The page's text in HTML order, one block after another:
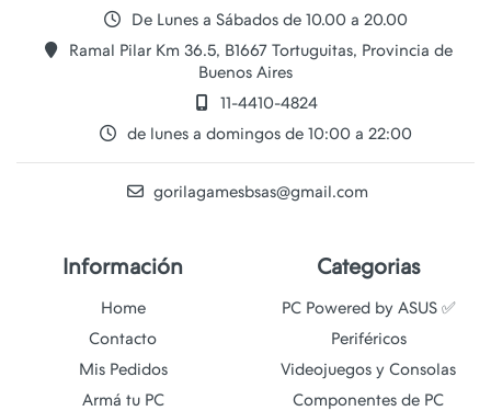
De Lunes a Sábados de 10.00 a 20.00
Ramal Pilar Km 36.5, B1667 Tortuguitas, Provincia de
Buenos Aires
11-4410-4824
de lunes a domingos de 10:00 a 22:00
gorilagamesbsas@gmail.com
Información
Home
Contacto
Mis Pedidos
Armá tu PC
Categorias
PC Powered by ASUS ✅
Periféricos
Videojuegos y Consolas
Componentes de PC